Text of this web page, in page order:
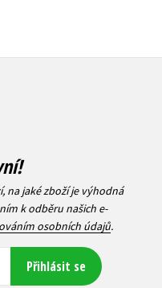
na jaké zboží je výhodná
k odběru našich e-
osobních údajů.
Přihlásit se